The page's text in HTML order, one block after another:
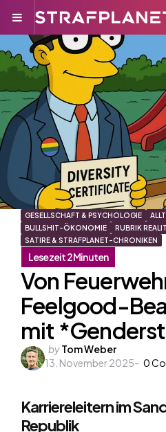
Menu
GESELLSCHAFT & PSYCHOLOGIE
BULLSHIT-ÖKONOMIE
RUBRIK
SATIRE & STRAFPLANET-CHRONIKEN
Von
Feelgood-
mit
Posted
by
byTom Weber
13. November 2025
0
Karriereleitern im
Republik